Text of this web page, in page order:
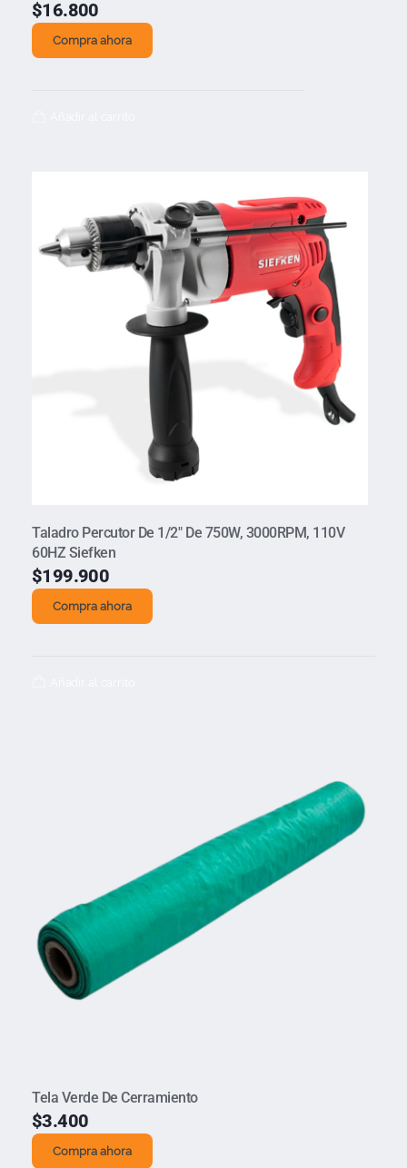
$16.800
Compra ahora
Taladro Percutor De 1/2″ De 750W, 3000RPM, 110V
60HZ Siefken
$199.900
Compra ahora
Tela Verde De Cerramiento
$3.400
Compra ahora